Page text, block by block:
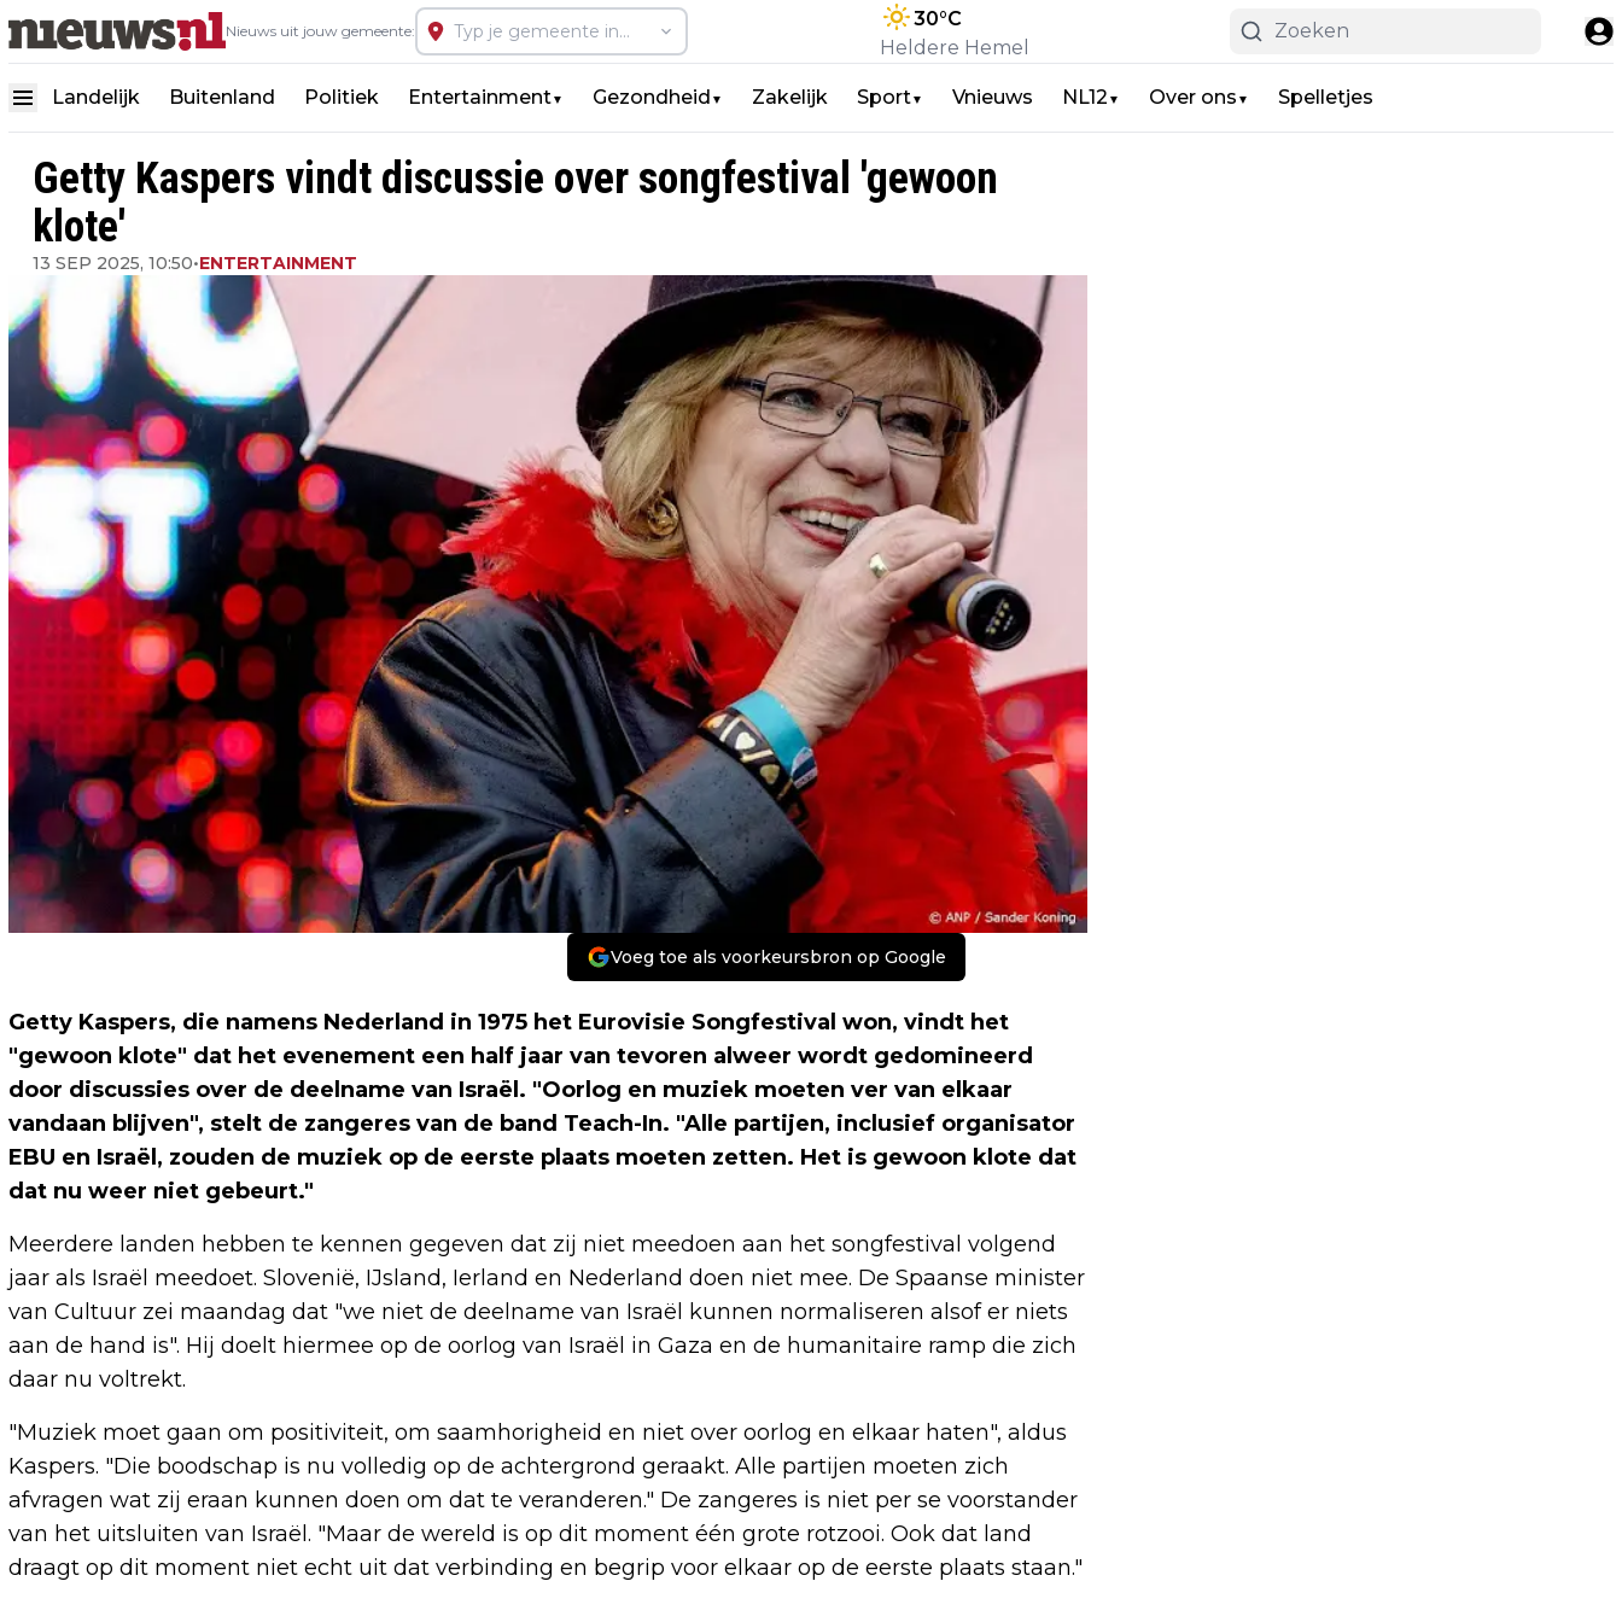
Nieuws uit jouw gemeente:
30°C
Heldere Hemel
Landelijk Buitenland Politiek Entertainment▼ Gezondheid ▼ Zakelijk Sport▼ Vnieuws NL12 ▼ Over ons ▼ Spelletjes
Getty Kaspers vindt discussie over songfestival 'gewoon
klote'
13 SEP 2025, 10:50•ENTERTAINMENT
Voeg toe als voorkeursbron op Google
Getty Kaspers, die namens Nederland in 1975 het Eurovisie Songfestival won, vindt het
"gewoon klote" dat het evenement een half jaar van tevoren alweer wordt gedomineerd
door discussies over de deelname van Israël. "Oorlog en muziek moeten ver van elkaar
vandaan blijven", stelt de zangeres van de band Teach-In. "Alle partijen, inclusief organisator
EBU en Israël, zouden de muziek op de eerste plaats moeten zetten. Het is gewoon klote dat
dat nu weer niet gebeurt."
Meerdere landen hebben te kennen gegeven dat zij niet meedoen aan het songfestival volgend
jaar als Israël meedoet. Slovenië, IJsland, Ierland en Nederland doen niet mee. De Spaanse minister
van Cultuur zei maandag dat "we niet de deelname van Israël kunnen normaliseren alsof er niets
aan de hand is". Hij doelt hiermee op de oorlog van Israël in Gaza en de humanitaire ramp die zich
daar nu voltrekt.
"Muziek moet gaan om positiviteit, om saamhorigheid en niet over oorlog en elkaar haten", aldus
Kaspers. "Die boodschap is nu volledig op de achtergrond geraakt. Alle partijen moeten zich
afvragen wat zij eraan kunnen doen om dat te veranderen." De zangeres is niet per se voorstander
van het uitsluiten van Israël. "Maar de wereld is op dit moment één grote rotzooi. Ook dat land
draagt op dit moment niet echt uit dat verbinding en begrip voor elkaar op de eerste plaats staan."